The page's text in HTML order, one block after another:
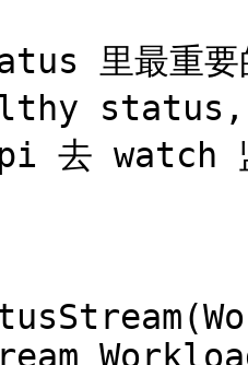
里最重
status,
去 watch